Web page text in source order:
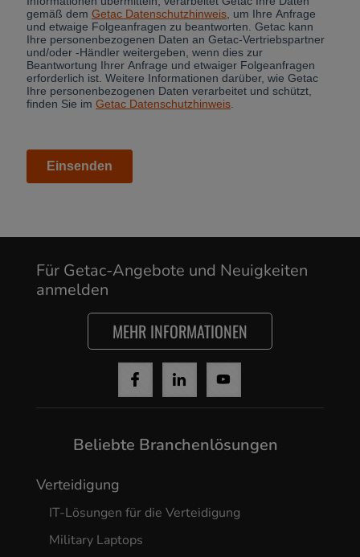
Für Getac-Angebote und Neuigkeiten
anmelden
MEHR INFORMATIONEN
Beliebte Branchenlösungen
Verteidigung
IT-Lösungen für die Verteidigung
Military Laptops